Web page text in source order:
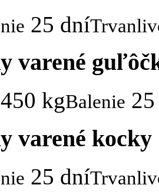
25 dní
varené
kgBalenie
varené kocky
25 dní